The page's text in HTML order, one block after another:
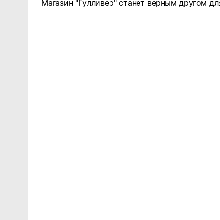
Магазин "Гулливер" станет верным другом